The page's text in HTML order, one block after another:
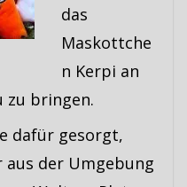
das
Maskottche
n Kerpi an
zu bringen.
dafür gesorgt,
der Umgebung